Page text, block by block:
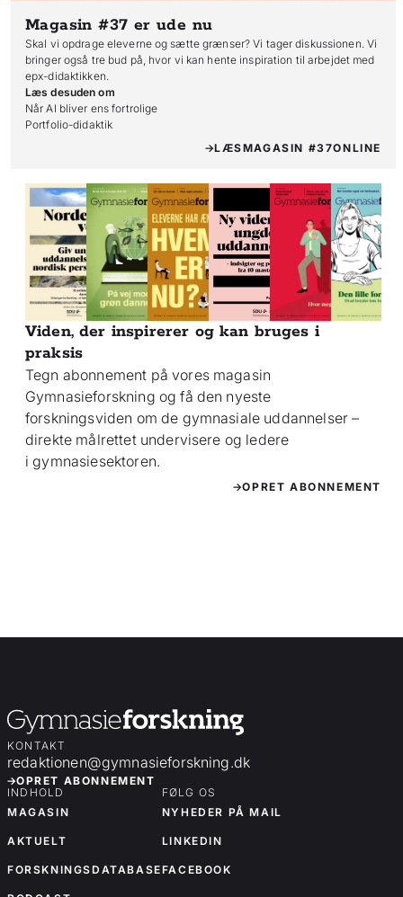
Magasin #37 er ude nu
Skal vi opdrage eleverne og sætte grænser? Vi tager diskussionen. Vi
bringer også tre bud på, hvor vi kan hente inspiration til arbejdet med
epx-didaktikken.
Læs desuden om
Når AI bliver ens fortrolige
Portfolio-didaktik
LÆSMAGASIN #37ONLINE
Viden, der inspirerer og kan bruges i
praksis
Tegn abonnement på vores magasin
Gymnasieforskning og få den nyeste
forskningsviden om de gymnasiale uddannelser –
direkte målrettet undervisere og ledere
i gymnasiesektoren.
OPRET ABONNEMENT
KONTAKT
redaktionen@gymnasieforskning.dk
OPRET ABONNEMENT
INDHOLD
MAGASIN
AKTUELT
FORSKNINGSDATABASE
FØLG OS
NYHEDER PÅ MAIL
LINKEDIN
FACEBOOK